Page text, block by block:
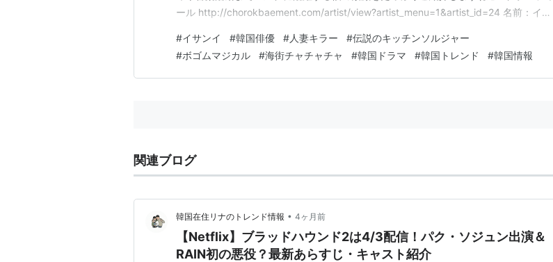
ール http://chorokbaement.com/artist/view?artist_menu=1&artist_id=24 名前：イ・
#イサンイ #韓国俳優 #人妻キラー #伝説のキッチンソルジャー
#ボゴムマジカル #海街チャチャチャ #韓国ドラマ #韓国トレンド #韓国情報
関連ブログ
韓国在住リナのトレンド情報 • 4ヶ月前
【Netflix】ブラッドハウンド2は4/3配信！パク・ソジュン出演＆
RAIN初の悪役？最新あらすじ・キャスト紹介